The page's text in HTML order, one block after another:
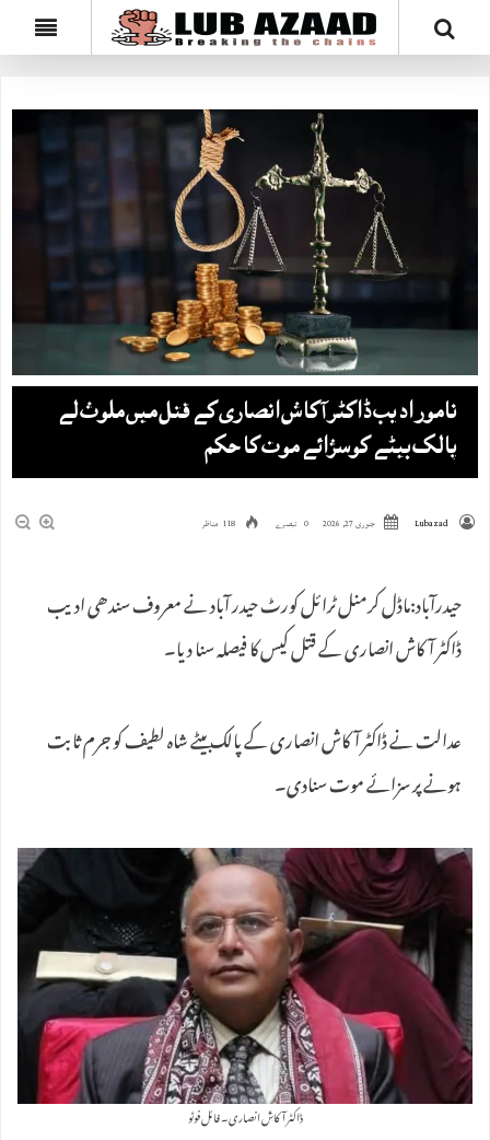
نامور ادیب ڈاکٹر آکاش انصاری کے قتل میں ملوث لے
پالک بیٹے کوسزائے موت کا حکم
Lubazad جنوری 27, 2026 0 تبصرے 118 مناظر
حیدرآباد:ماڈل کرمنل ٹرائل کورٹ حیدر آباد نے معروف سندھی ادیب
ڈاکٹر آکاش انصاری کے قتل کیس کا فیصلہ سنا دیا۔
عدالت نے ڈاکٹر آکاش انصاری کے پالک بیٹے شاہ لطیف کو جرم ثابت
ہونے پر سزائے موت سنادی۔
ڈاکٹر آکاش انصاری۔ فائل فوٹو